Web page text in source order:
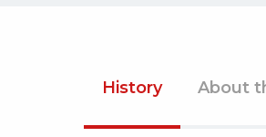
History About